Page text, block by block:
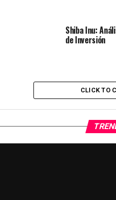
Shiba Inu:
de Inversión
CLICK TO